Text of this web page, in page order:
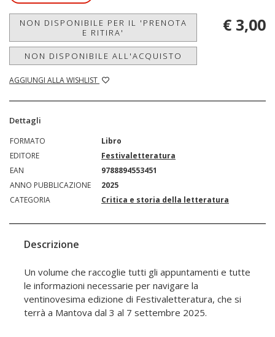
NON DISPONIBILE PER IL 'PRENOTA
E RITIRA'
NON DISPONIBILE ALL'ACQUISTO
AGGIUNGI ALLA WISHLIST
€ 3,00
Dettagli
FORMATO
Libro
EDITORE
Festivaletteratura
EAN
9788894553451
ANNO PUBBLICAZIONE
2025
CATEGORIA
Critica e storia della letteratura
Descrizione
Un volume che raccoglie tutti gli appuntamenti e tutte
le informazioni necessarie per navigare la
ventinovesima edizione di Festivaletteratura, che si
terrà a Mantova dal 3 al 7 settembre 2025.